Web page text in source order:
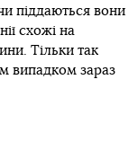
піддаються вони
схожі на
Тільки так
випадком зараз